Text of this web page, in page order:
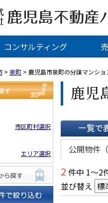
コンサルティング
> 泉町 > 鹿児島市泉町の分譲マンショ
市区町村選択
エリア選択
す
鹿児
一覧で表示
公開物件（
2 件中 1～2
並び替え